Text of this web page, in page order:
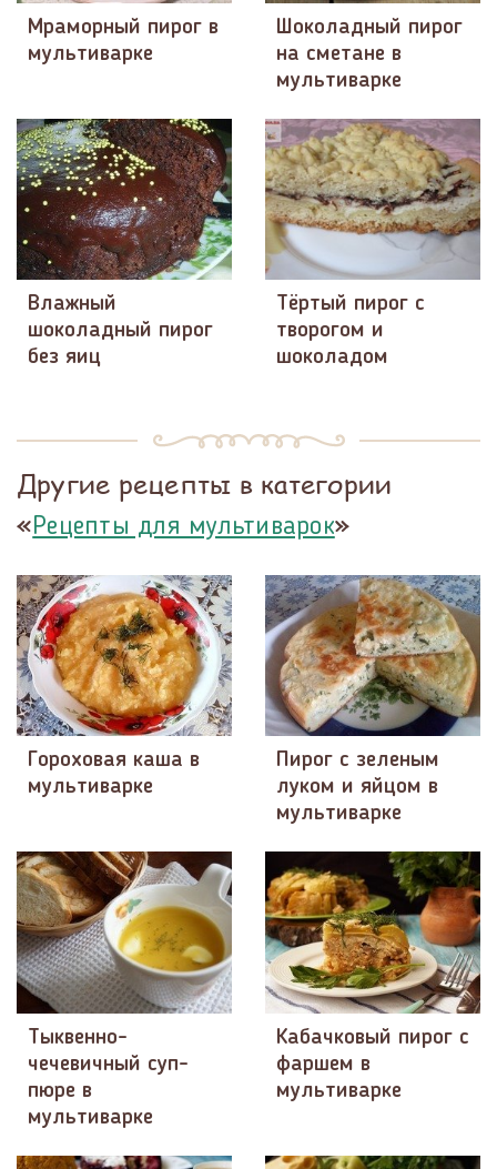
Мраморный пирог в
мультиварке
Шоколадный пирог
на сметане в
мультиварке
Влажный
шоколадный пирог
без яиц
Тёртый пирог с
творогом и
шоколадом
Другие рецепты в категории
«Рецепты для мультиварок»
Гороховая каша в
мультиварке
Пирог с зеленым
луком и яйцом в
мультиварке
Тыквенно-
чечевичный суп-
пюре в
мультиварке
Кабачковый пирог с
фаршем в
мультиварке